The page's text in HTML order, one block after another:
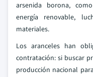
arsenida borona,
energía renovable,
materiales.
Los aranceles han
contratación: si buscar
producción nacional